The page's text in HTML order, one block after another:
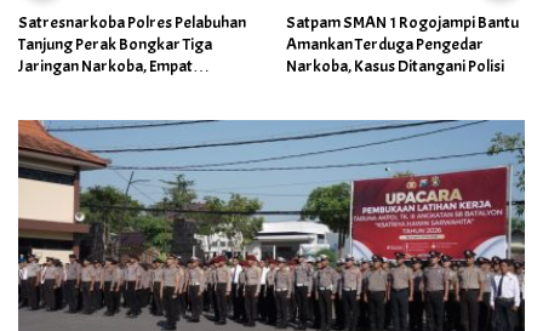
Satresnarkoba Polres Pelabuhan
Tanjung Perak Bongkar Tiga
Jaringan Narkoba, Empat
Satpam SMAN 1 Rogojampi Bantu
Amankan Terduga Pengedar
Narkoba, Kasus Ditangani Polisi